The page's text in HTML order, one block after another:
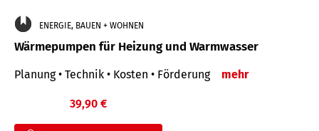
ENERGIE, BAUEN + WOHNEN
Wärmepumpen für Heizung und Warmwasser
Planung • Technik • Kosten • Förderung mehr
39,90 €